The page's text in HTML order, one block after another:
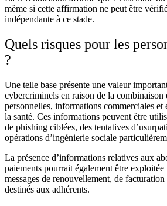
même si cette affirmation ne peut être
indépendante à ce stade.
Quels risques pour les
?
Une telle base présente une valeur
cybercriminels en raison de la combinaison
personnelles, informations commerciales et
la santé. Ces informations peuvent être
de phishing ciblées, des tentatives
opérations d’ingénierie sociale
La présence d’informations relatives aux
paiements pourrait également être
messages de renouvellement, de
destinés aux adhérents.